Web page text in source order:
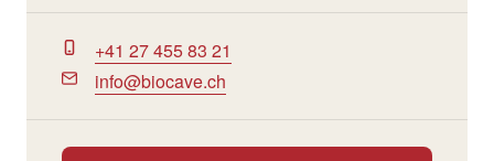
+41 27 455 83 21
info@biocave.ch